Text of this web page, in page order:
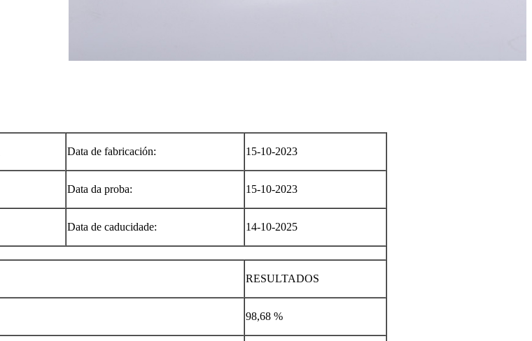
Data de fabricación: 15-10-2023
Data da proba: 15-10-2023
Data de caducidade: 14-10-2025
RESULTADOS
98,68 %